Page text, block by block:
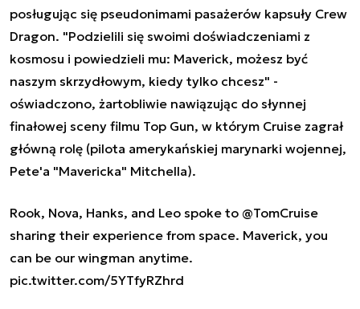
posługując się pseudonimami pasażerów kapsuły Crew
Dragon. "Podzielili się swoimi doświadczeniami z
kosmosu i powiedzieli mu: Maverick, możesz być
naszym skrzydłowym, kiedy tylko chcesz" -
oświadczono, żartobliwie nawiązując do słynnej
finałowej sceny filmu Top Gun, w którym Cruise zagrał
główną rolę (pilota amerykańskiej marynarki wojennej,
Pete'a "Mavericka" Mitchella).
Rook, Nova, Hanks, and Leo spoke to @TomCruise
sharing their experience from space. Maverick, you
can be our wingman anytime.
pic.twitter.com/5YTfyRZhrd